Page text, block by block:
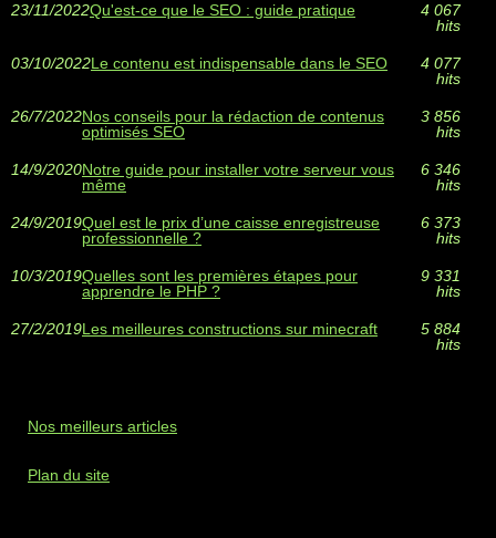
23/11/2022Qu'est-ce que le SEO : guide pratique
4 067
hits
03/10/2022Le contenu est indispensable dans le SEO
4 077
hits
26/7/2022Nos conseils pour la rédaction de contenus
optimisés SEO
3 856
hits
14/9/2020Notre guide pour installer votre serveur vous
même
6 346
hits
24/9/2019Quel est le prix d’une caisse enregistreuse
professionnelle ?
6 373
hits
10/3/2019Quelles sont les premières étapes pour
apprendre le PHP ?
9 331
hits
27/2/2019Les meilleures constructions sur minecraft
5 884
hits
Nos meilleurs articles
Plan du site